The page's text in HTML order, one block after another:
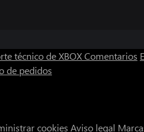
técnico de XBOXComentarios
de pedidos
cookies Aviso legal